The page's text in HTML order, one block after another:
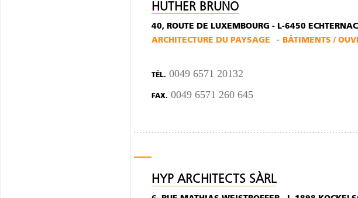
HUTHER BRUNO
40, ROUTE DE LUXEMBOURG - L-6450
ARCHITECTURE DU PAYSAGE
BÂTIMENTS /
TÉL. 0049 6571 20132
FAX. 0049 6571 260 645
HYP ARCHITECTS SÀRL